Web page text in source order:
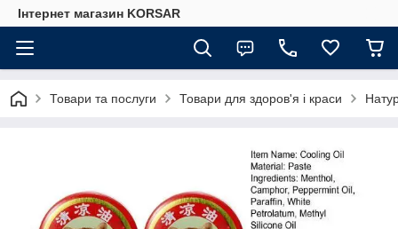
Iнтернет магазин KORSAR
Товари та послуги Товари для здоров'я і краси